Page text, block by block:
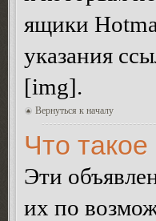
ящики
указания
[img].
Вернуться к началу
Что
Эти
их по